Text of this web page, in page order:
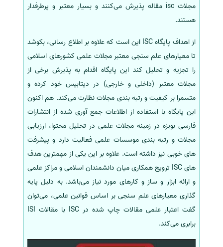
مجلات isc مقاله پذیرش می‌کنند و بسیار معتبر و پرطرفدار
هستند.
از اهداف پایگاه ISC این است که علاوه بر اطلاع رسانی، بکوشد
تا معیارهای علم سنجی معتبر مجلات علمی کشورهای اسلامی
را تجزیه و تحلیل کند این پایگاه اقدام به پذیرش برخی از
مجلات معتبر (داخلی و خارجی) در دیتابیس خود کرده و
متسمرا بر کیفیت و رتبه بندی مجلات نظارت می‌کند. هم اکنون
این پایگاه با استفاده از اطلاعات جمع آوری شده از انتشارات
فارسی بویژه در زمینه مجلات علمی در تحلیل محتوا، ارزیابی
مجلات و رتبه بندی موسسات علمی فعالیت دارد و پیشرفت
های خوبی نیز داشته است. علاوه بر این یکی از مهمترین هدف
های ISC ترویج همکاری میان دانشمندان اسلامی و مراکز علمی
و ارائه ابزار و ساز و کارهای مورد نیاز می‌باشد. به دلیل پایه
گذاری معیارهای علم سنجی بر اساس قوانین علمی، می‌توان
گفت اعتبار علمی مقالات چاپ شده در ISC با مقالات ISI
برابری می‌کند.